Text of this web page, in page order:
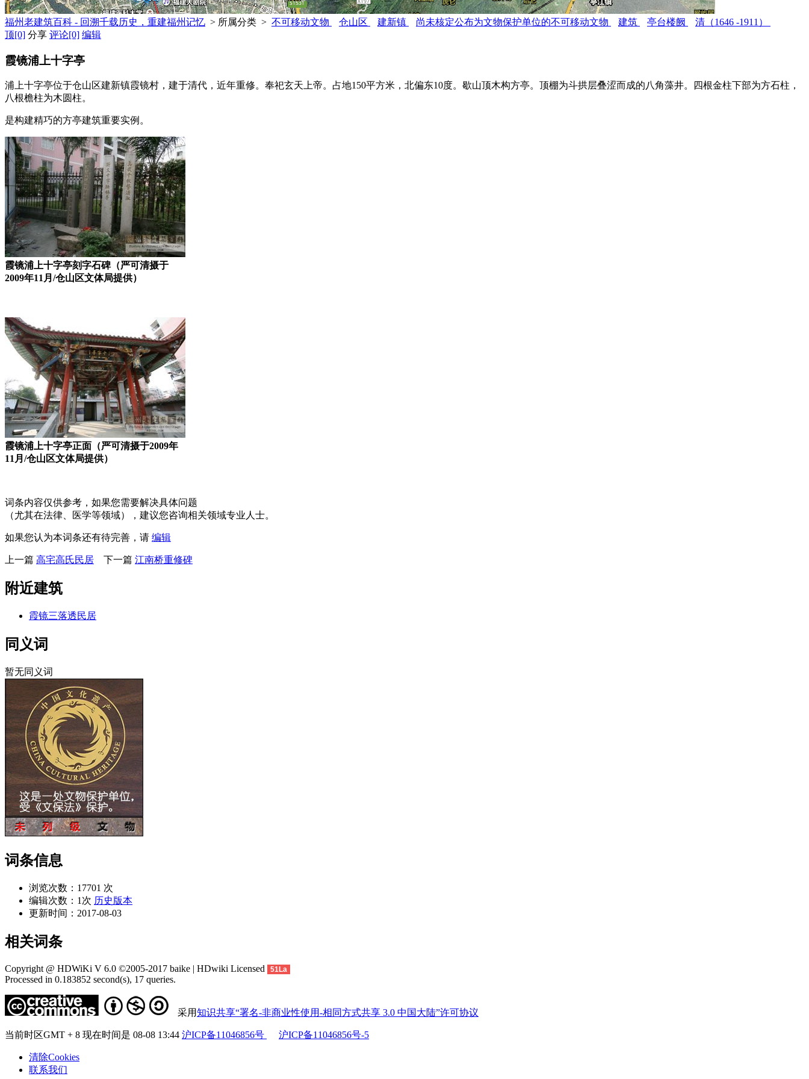
福州老建筑百科 - 回溯千载历史，重建福州记忆 > 所属分类 > 不可移动文物 仓山区 建新镇 尚未核定公布为文物保护单位的不可移动文物 建筑 亭台楼阙
清（1646 -1911）
顶[0] 分享 评论[0] 编辑
霞镜浦上十字亭
浦上十字亭位于仓山区建新镇霞镜村，建于清代，近年重修。奉祀玄天上帝。占地150平方米，北偏东10度。歇山顶木构方亭。顶棚为斗拱层叠涩而成的八角藻井。四根金柱下部为方石柱，
八根檐柱为木圆柱。
是构建精巧的方亭建筑重要实例。
霞镜浦上十字亭刻字石碑（严可清摄于
2009年11月/仓山区文体局提供）
霞镜浦上十字亭正面（严可清摄于2009年
11月/仓山区文体局提供）
词条内容仅供参考，如果您需要解决具体问题
（尤其在法律、医学等领域），建议您咨询相关领域专业人士。
如果您认为本词条还有待完善，请 编辑
上一篇 高宅高氏民居 下一篇 江南桥重修碑
附近建筑
霞镜三落透民居
同义词
暂无同义词
词条信息
浏览次数： 17701 次
编辑次数： 1次 历史版本
更新时间： 2017-08-03
相关词条
Copyright @ HDWiKi V 6.0 ©2005-2017 baike | HDwiki Licensed 51La
Processed in 0.183852 second(s), 17 queries.
采用知识共享“署名-非商业性使用-相同方式共享 3.0 中国大陆”许可协议
当前时区GMT + 8 现在时间是 08-08 13:44 沪ICP备11046856号 沪ICP备11046856号-5
清除Cookies
联系我们